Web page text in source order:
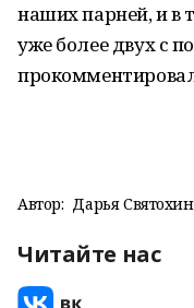
наших парней, и в
уже более двух с
Автор: Дарья
Читайте нас